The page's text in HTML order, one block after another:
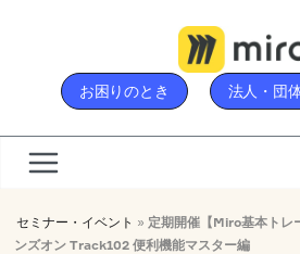
content
お困りのとき 法人・団
セミナー・イベント » 定期開催【Miro基本トレ
ンズオン Track102 便利機能マスター編